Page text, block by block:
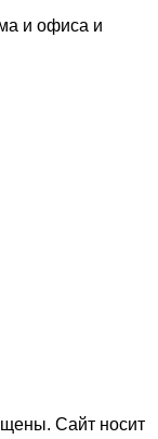
и офиса и
Сайт носит